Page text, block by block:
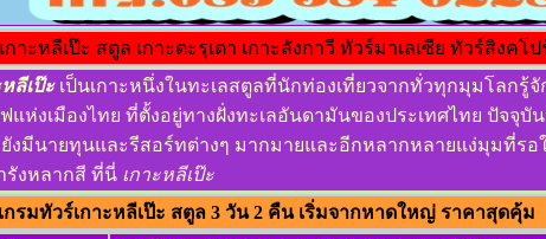
กาะหลีเป๊ะ สตูล เกาะตะรุเตา เกาะลังกาวี ทัวร์มาเลเซีย ทัวร์สิง
ลีเป๊ะเป็นเกาะหนึ่งในทะเลสตูลที่นักท่องเที่ยวจากทั่วทุกมุมโลกรู้
แห่งเมืองไทย ที่ตั้งอยู่ทางฝั่งทะเลอันดามันของประเทศไทย ปัจจุ
งมีนายทุนและรีสอร์ทต่างๆ มากมายและอีกหลากหลายแง่มุมที่ร
รังหลากสี ที่นี่ เกาะหลีเป๊ะ
รมทัวร์เกาะหลีเป๊ะ สตูล 3 วัน 2 คืน เริ่มจากหาดใหญ่ ราคาสุดคุ้ม